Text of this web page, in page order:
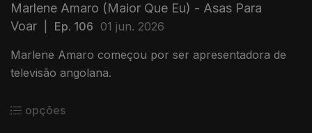
Marlene Amaro (Maior Que Eu) - Asas Para
Voar
Ep. 106 01 jun. 2026
Marlene Amaro começou por ser apresentadora de
televisão angolana.
opções